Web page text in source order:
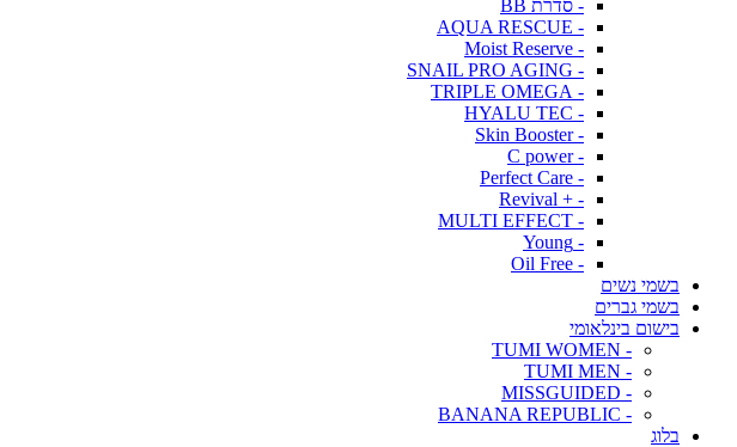
- סדרת BB
- AQUA RESCUE
- Moist Reserve
- SNAIL PRO AGING
- TRIPLE OMEGA
- HYALU TEC
- Skin Booster
- C power
- Perfect Care
- + Revival
- MULTI EFFECT
- Young
- Oil Free
בשמי נשים
בשמי גברים
בישום בינלאומי
- TUMI WOMEN
- TUMI MEN
- MISSGUIDED
- BANANA REPUBLIC
בלוג